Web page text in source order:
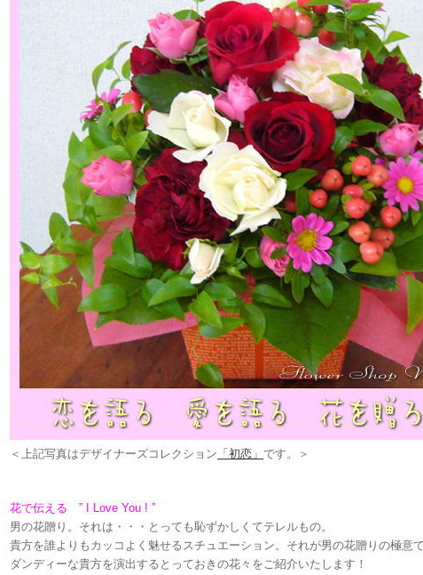
＜上記写真はデザイナーズコレクション 「初恋」 です。＞
花で伝える ” I Love You ! ”
男の花贈り。それは・・・とっても恥ずかしくてテレルもの。
貴方を誰よりもカッコよく魅せるスチュエーション。それが男の花贈りの極意
ダンディーな貴方を演出するとっておきの花々をご紹介いたします！